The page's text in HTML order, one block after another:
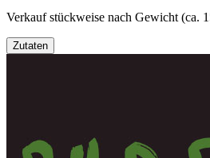
Verkauf stückweise nach Gewicht (ca.
Zutaten